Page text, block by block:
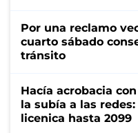
Por una reclamo
cuarto sábado
tránsito
Hacía acrobacia
la subía a las
licenica hasta 2099